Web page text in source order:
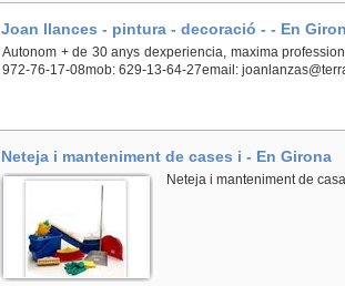
Joan llances - pintura - decoració - - En
Autonom + de 30 anys dexperiencia, maxima
972-76-17-08mob: 629-13-64-27email:
Neteja i manteniment de cases i - En Girona
Neteja i manteniment de